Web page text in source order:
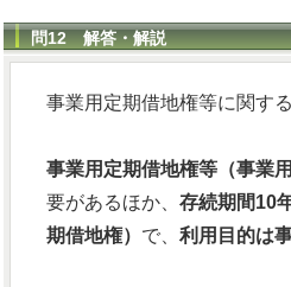
問12 解答・解説
事業用定期借地権等に関する
事業用定期借地権等（事業
要があるほか、 存続期間10
期借地権） で、 利用目的は